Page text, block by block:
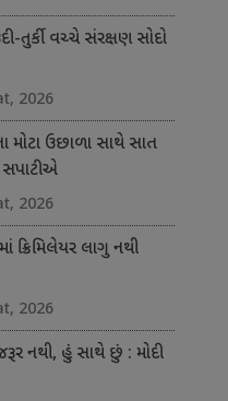
તુર્કી વચ્ચે સંરક્ષણ સોદો
2026
મોટા ઉછાળા સાથે સાત
2026
લાગુ નથી
2026
નથી, હું સાથે છું : મોદી